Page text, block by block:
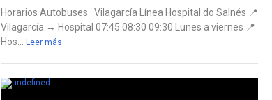
Horarios Autobuses · Vilagarcía Línea Hospital do Salnés 📍
Vilagarcía → Hospital 07:45 08:30 09:30 Lunes a viernes 📍
Hos...
Leer más